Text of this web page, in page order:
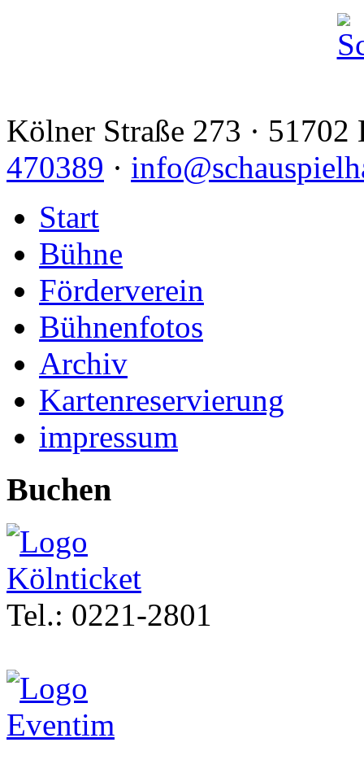
Kölner Straße 273 · 51702
470389 ·
Start
Bühne
Förderverein
Bühnenfotos
Archiv
Kartenreservierung
impressum
Buchen
Tel.: 0221-2801